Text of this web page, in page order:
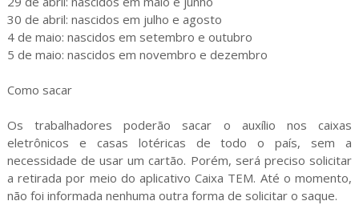
30 de abril: nascidos em julho e agosto
4 de maio: nascidos em setembro e outubro
5 de maio: nascidos em novembro e dezembro
Como sacar
Os trabalhadores poderão sacar o auxílio nos caixas
eletrônicos e casas lotéricas de todo o país, sem a
necessidade de usar um cartão. Porém, será preciso solicitar
a retirada por meio do aplicativo Caixa TEM. Até o momento,
não foi informada nenhuma outra forma de solicitar o saque.